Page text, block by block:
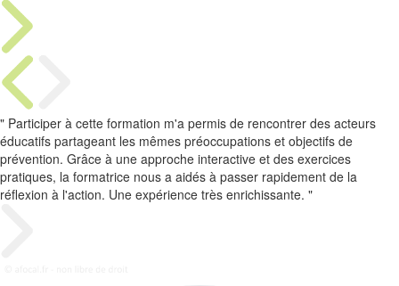
" Participer à cette formation m'a permis de rencontrer des acteurs
éducatifs partageant les mêmes préoccupations et objectifs de
prévention. Grâce à une approche interactive et des exercices
pratiques, la formatrice nous a aidés à passer rapidement de la
réflexion à l'action. Une expérience très enrichissante. "